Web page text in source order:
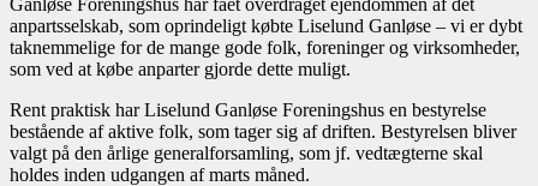
anpartsselskab, som oprindeligt købte Liselund Ganløse – vi er dybt
taknemmelige for de mange gode folk, foreninger og virksomheder,
som ved at købe anparter gjorde dette muligt.
Rent praktisk har Liselund Ganløse Foreningshus en bestyrelse
bestående af aktive folk, som tager sig af driften. Bestyrelsen bliver
valgt på den årlige generalforsamling, som jf. vedtægterne skal
holdes inden udgangen af marts måned.